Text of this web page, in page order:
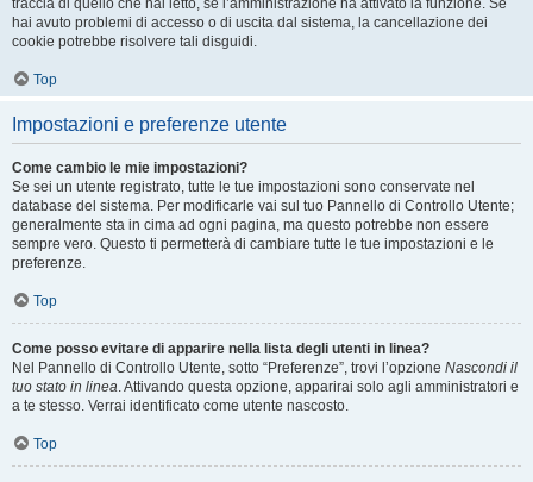
traccia di quello che hai letto, se l’amministrazione ha attivato la funzione. Se
hai avuto problemi di accesso o di uscita dal sistema, la cancellazione dei
cookie potrebbe risolvere tali disguidi.
Top
Impostazioni e preferenze utente
Come cambio le mie impostazioni?
Se sei un utente registrato, tutte le tue impostazioni sono conservate nel
database del sistema. Per modificarle vai sul tuo Pannello di Controllo Utente;
generalmente sta in cima ad ogni pagina, ma questo potrebbe non essere
sempre vero. Questo ti permetterà di cambiare tutte le tue impostazioni e le
preferenze.
Top
Come posso evitare di apparire nella lista degli utenti in linea?
Nel Pannello di Controllo Utente, sotto “Preferenze”, trovi l’opzione Nascondi il
tuo stato in linea. Attivando questa opzione, apparirai solo agli amministratori e
a te stesso. Verrai identificato come utente nascosto.
Top